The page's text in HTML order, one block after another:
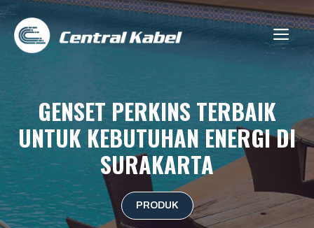
Skip
content
GENSET PERKINS TERBAIK
UNTUK KEBUTUHAN ENERGI DI
SURAKARTA
PRODUK